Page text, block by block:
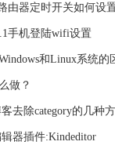
由器定时开关如何设
手机登陆wifi设置
和Linux系统的
做？
客去除category的几种
辑器插件:Kindeditor